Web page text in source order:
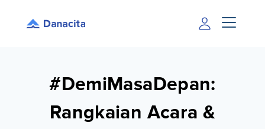
#DemiMasaDepan:
Rangkaian Acara &